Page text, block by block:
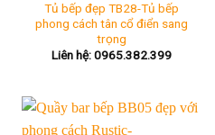
Tủ bếp đẹp TB28-Tủ bếp
phong cách tân cổ điển sang
trọng
Liên hệ: 0965.382.399